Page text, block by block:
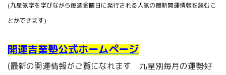
(九星気学を学びながら毎週金曜日に発行される人気の最新開運情報を読むこ
とができます)
開運吉業塾公式ホームページ
(最新の開運情報がご覧になれます 九星別毎月の運勢好